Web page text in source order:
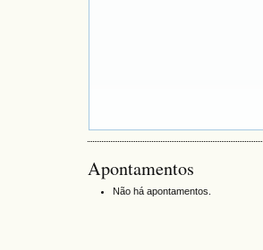
Apontamentos
Não há apontamentos.